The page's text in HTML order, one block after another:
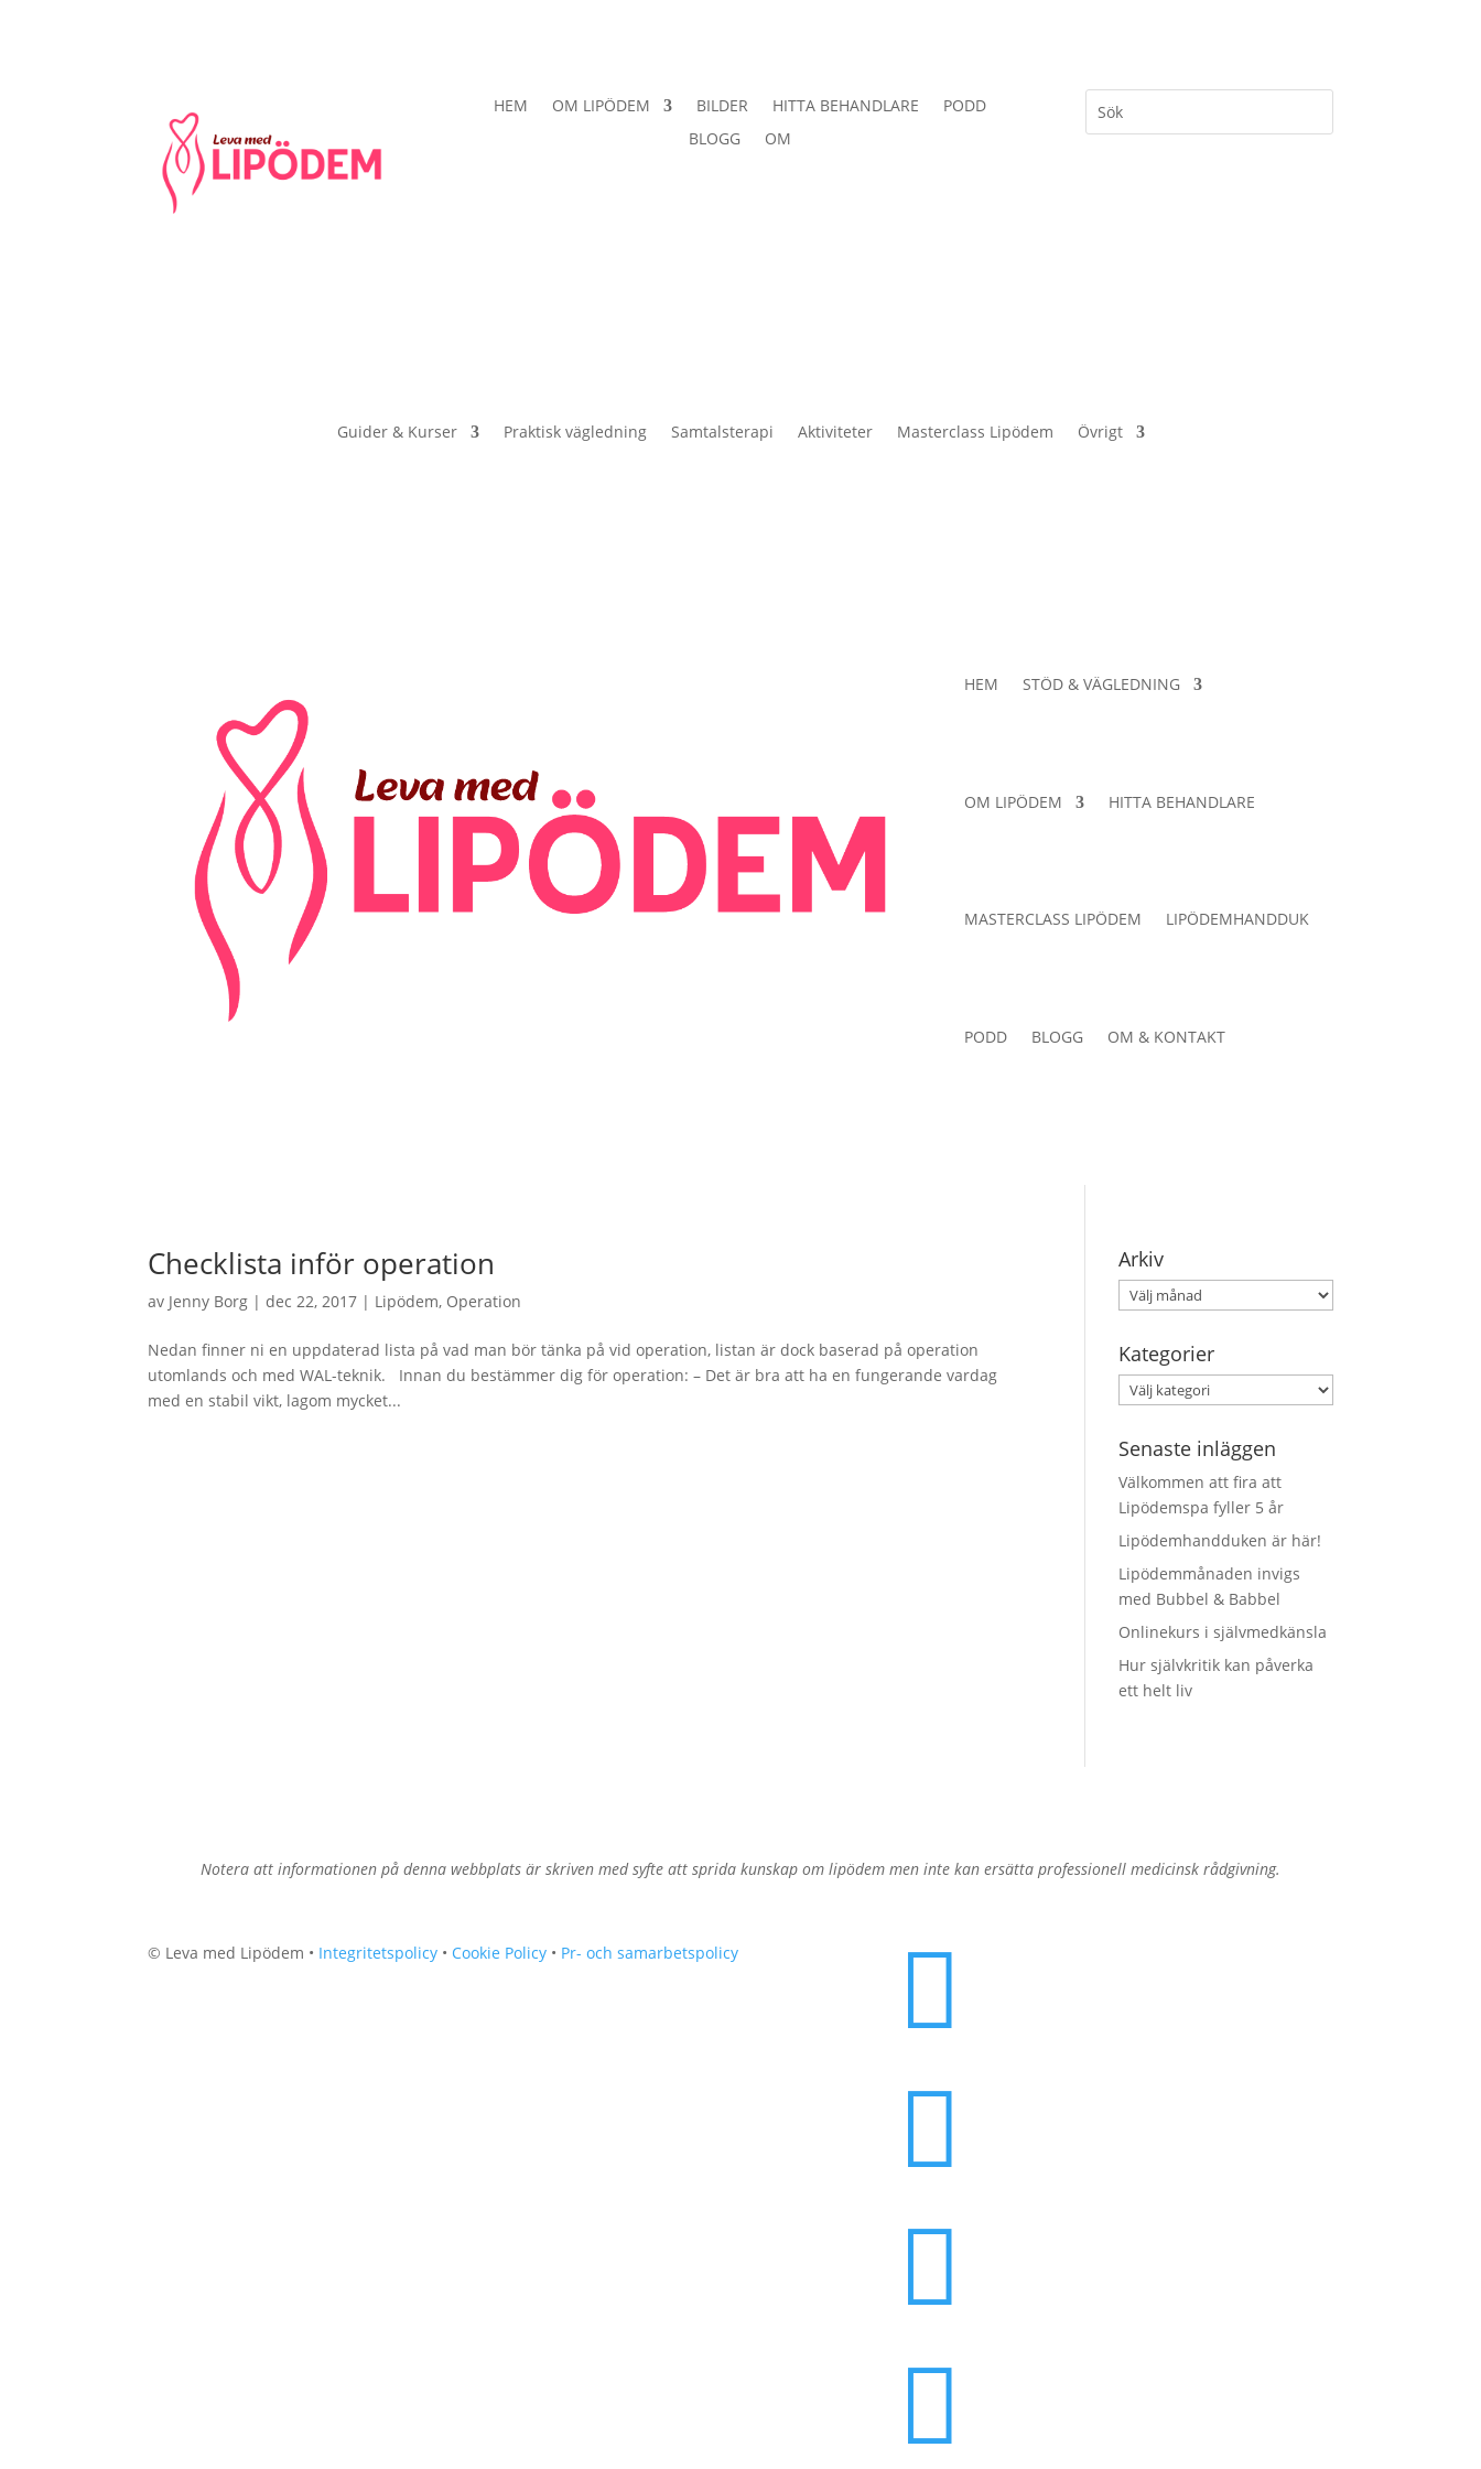
HEM OM LIPÖDEM BILDER HITTA BEHANDLARE
PODD
BLOGG
OM
Guider & Kurser Praktisk vägledning Samtalsterapi Aktiviteter Masterclass Lipödem Övrigt
HEM STÖD & VÄGLEDNING
OM LIPÖDEM HITTA BEHANDLARE
MASTERCLASS LIPÖDEM LIPÖDEMHANDDUK
PODD BLOGG OM & KONTAKT
Checklista inför operation
av Jenny Borg |dec 22, 2017 | Lipödem, Operation
Nedan finner ni en uppdaterad lista på vad man bör tänka på vid operation, listan är dock baserad på operation
utomlands och med WAL-teknik. Innan du bestämmer dig för operation: – Det är bra att ha en fungerande vardag
med en stabil vikt, lagom mycket...
Arkiv
Arkiv
Kategorier
Kategorier
Senaste inläggen
Välkommen att fira att
Lipödemspa fyller 5 år
Lipödemhandduken är här!
Lipödemmånaden invigs
med Bubbel & Babbel
Onlinekurs i självmedkänsla
Hur självkritik kan påverka
ett helt liv
Notera att informationen på denna webbplats är skriven med syfte att sprida kunskap om lipödem men inte kan ersätta professionell medicinsk rådgivning.
© Leva med Lipödem • Integritetspolicy • Cookie Policy • Pr- och samarbetspolicy



